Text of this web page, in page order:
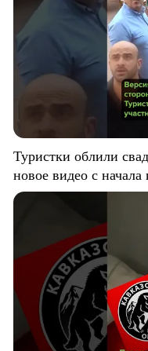
Туристки облили
новое видео с начала